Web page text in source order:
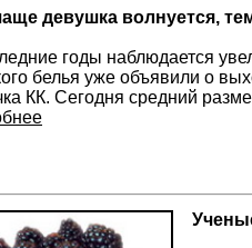
девушка волнуется,
годы наблюдается
белья уже объявили о
КК. Сегодня средний